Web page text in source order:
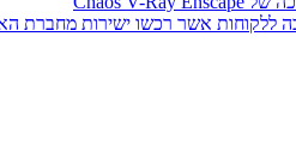
ללקוחות אשר רכשו ישירות מחברת